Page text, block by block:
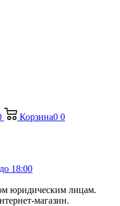
Корзина0 0
18:00
юридическим лицам.
магазин.